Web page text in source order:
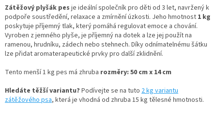
Zátěžový plyšák pes je ideální společník pro děti od 3 let, navržený k
podpoře soustředění, relaxace a zmírnění úzkosti. Jeho hmotnost 1 kg
poskytuje příjemný tlak, který pomáhá regulovat emoce a chování.
Vyroben z jemného plyše, je příjemný na dotek a lze jej použít na
ramenou, hrudníku, zádech nebo stehnech. Díky odnímatelnému šátku
lze přidat aromaterapeutické prvky pro další zklidnění.
Tento menší 1 kg pes má zhruba rozměry: 50 cm x 14 cm
Hledáte těžší variantu? Podívejte se na tuto 2 kg variantu
zátěžového psa, která je vhodná od zhruba 15 kg tělesné hmotnosti.